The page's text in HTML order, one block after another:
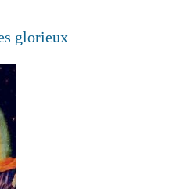
glorieux